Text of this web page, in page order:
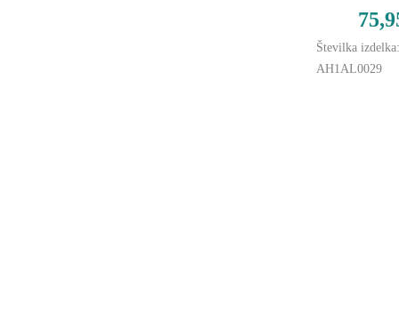
Številka izdelka:
AH1AL0029